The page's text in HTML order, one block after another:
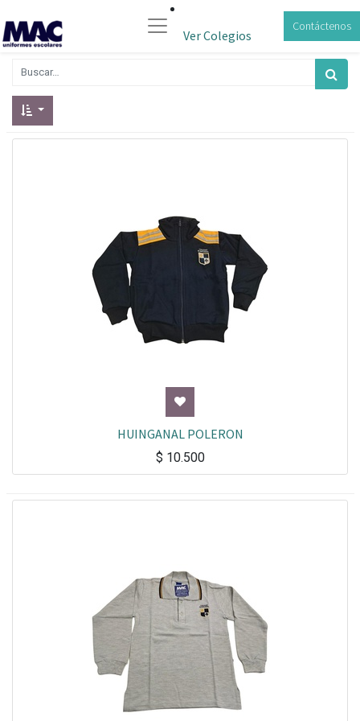
Ver Colegios
Contáctenos
HUINGANAL POLERON
$ 10.500